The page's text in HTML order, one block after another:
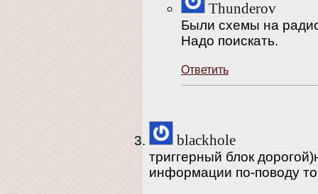
Thunderov
Были схемы на
Надо поискать.
Ответить
blackhole
триггерный блок
информации по-поводу